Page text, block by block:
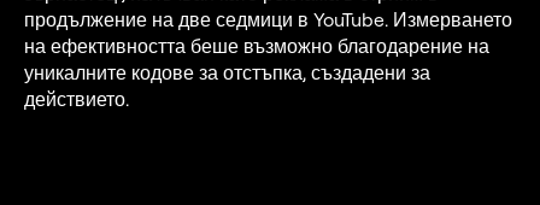
продължение на две седмици в YouTube. Измерването
на ефективността беше възможно благодарение на
уникалните кодове за отстъпка, създадени за
действието.